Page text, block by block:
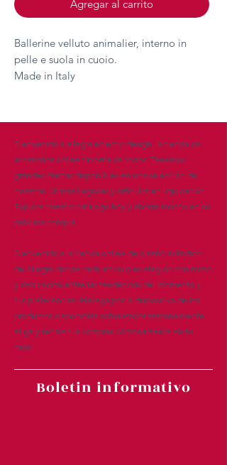
Agregar al carrito
Ballerine velluto animalier, interno in
pelle e suola in cuoio.
Made in Italy
Bienvenido a allegra eclectic design, la tienda de
accesorios online favorita de todos. Tenemos
grandes ofertas disponibles en una selección de
nuestras últimas llegadas y artículos en liquidación.
Explore nuestro catálogo hoy y ahorre mucho en su
próxima compra.
Bienvenido a la tienda online de diseño ecléctico
de Allegra donde cada artículo es elegido con mimo
y dedicación entre las tendencias del momento y
tus preferencias ¡Navega por la diapositiva de los
productos disponibles actualizados semanalmente,
elige y recibe tus compras cómodamente en tu
casa!
Boletin informativo